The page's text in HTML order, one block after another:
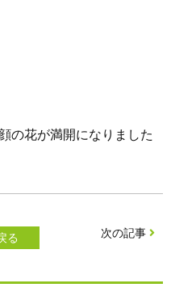
の花が満開になりました
る 次の記事